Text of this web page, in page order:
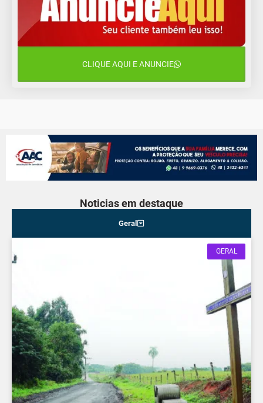
Terça-Feira
Quarta-Feira
CLIQUE AQUI E ANUNCIE
Noticias em destaque
Geral
GERAL